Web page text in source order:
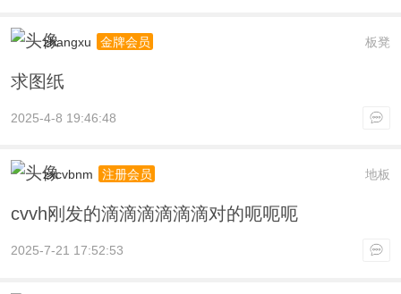
板凳
zhangxu 金牌会员
求图纸
2025-4-8 19:46:48
地板
zxcvbnm 注册会员
cvvh刚发的滴滴滴滴滴滴对的呃呃呃
2025-7-21 17:52:53